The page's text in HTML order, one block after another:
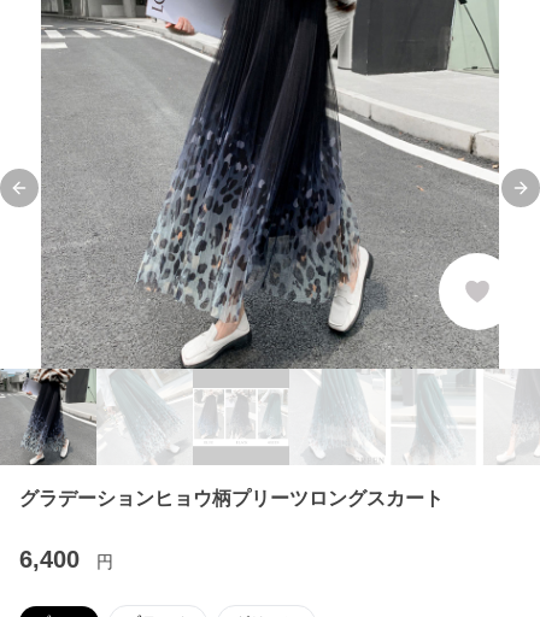
Previous slide
グラデーションヒョウ柄プリーツロングスカート
6,400 円